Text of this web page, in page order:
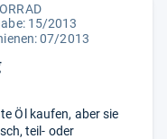
15/2013
07/2013
Öl kaufen, aber sie
teil- oder